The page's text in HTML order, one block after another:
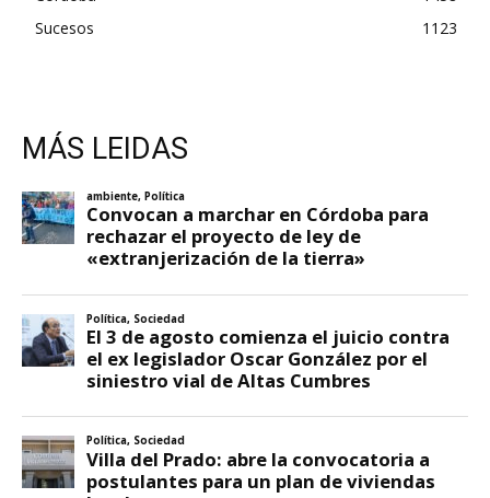
Sucesos
1123
MÁS LEIDAS